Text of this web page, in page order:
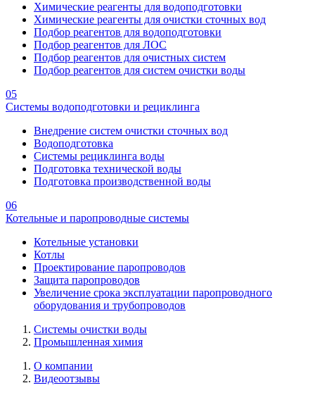
Химические реагенты для водоподготовки
Химические реагенты для очистки сточных вод
Подбор реагентов для водоподготовки
Подбор реагентов для ЛОС
Подбор реагентов для очистных систем
Подбор реагентов для систем очистки воды
05
Системы водоподготовки и рециклинга
Внедрение систем очистки сточных вод
Водоподготовка
Системы рециклинга воды
Подготовка технической воды
Подготовка производственной воды
06
Котельные и паропроводные системы
Котельные установки
Котлы
Проектирование паропроводов
Защита паропроводов
Увеличение срока эксплуатации паропроводного
оборудования и трубопроводов
Системы очистки воды
Промышленная химия
О компании
Видеоотзывы